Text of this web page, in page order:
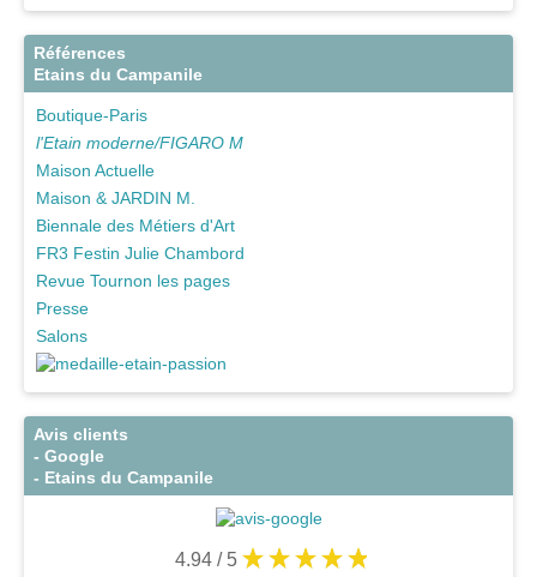
Références
Etains du Campanile
Boutique-Paris
l'Etain moderne/FIGARO M
Maison Actuelle
Maison & JARDIN M.
Biennale des Métiers d'Art
FR3 Festin Julie Chambord
Revue Tournon les pages
Presse
Salons
Avis clients
- Google
- Etains du Campanile
4.94/ 5